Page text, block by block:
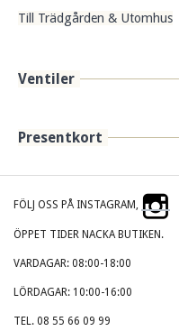
Till Trädgården & Utomhus
Ventiler
Presentkort
FÖLJ OSS PÅ INSTAGRAM,
ÖPPET TIDER NACKA BUTIKEN.
VARDAGAR: 08:00-18:00
LÖRDAGAR: 10:00-16:00
TEL. 08 55 66 09 99